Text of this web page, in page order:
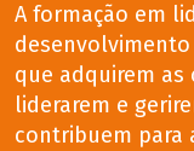
A formação em
que adquirem as
liderarem e
contribuem para